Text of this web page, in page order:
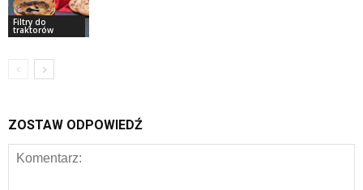
Filtry do
traktorów
ZOSTAW ODPOWIEDŹ